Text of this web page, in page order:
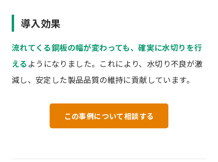
導入効果
流れてくる鋼板の幅が変わっても、確実に水切りを行
える ようになりました。これにより、水切り不良が激
減し、安定した製品品質の維持に貢献しています。
この事例について相談する